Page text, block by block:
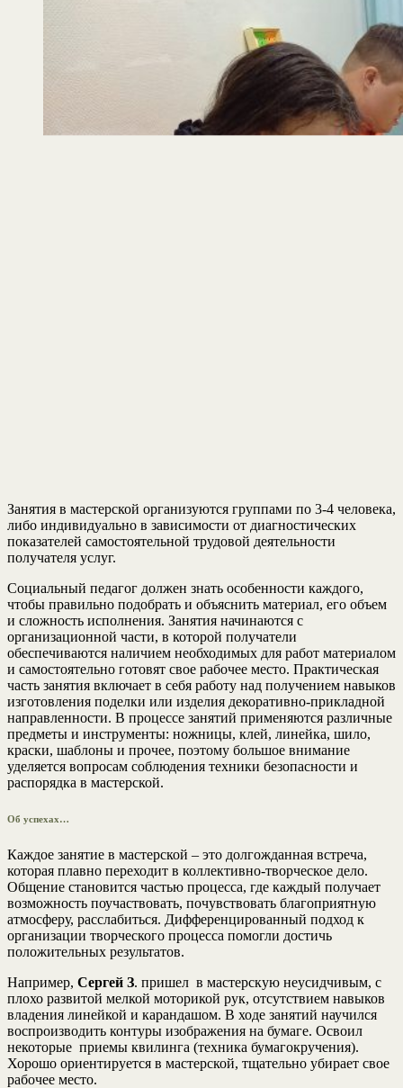
Занятия в мастерской организуются группами по 3-4 человека,
либо индивидуально в зависимости от диагностических
показателей самостоятельной трудовой деятельности
получателя услуг.
Социальный педагог должен знать особенности каждого,
чтобы правильно подобрать и объяснить материал, его объем
и сложность исполнения. Занятия начинаются с
организационной части, в которой получатели
обеспечиваются наличием необходимых для работ материалом
и самостоятельно готовят свое рабочее место. Практическая
часть занятия включает в себя работу над получением навыков
изготовления поделки или изделия декоративно-прикладной
направленности. В процессе занятий применяются различные
предметы и инструменты: ножницы, клей, линейка, шило,
краски, шаблоны и прочее, поэтому большое внимание
уделяется вопросам соблюдения техники безопасности и
распорядка в мастерской.
Об успехах…
Каждое занятие в мастерской – это долгожданная встреча,
которая плавно переходит в коллективно-творческое дело.
Общение становится частью процесса, где каждый получает
возможность поучаствовать, почувствовать благоприятную
атмосферу, расслабиться. Дифференцированный подход к
организации творческого процесса помогли достичь
положительных результатов.
Например, Сергей З. пришел в мастерскую неусидчивым, с
плохо развитой мелкой моторикой рук, отсутствием навыков
владения линейкой и карандашом. В ходе занятий научился
воспроизводить контуры изображения на бумаге. Освоил
некоторые приемы квилинга (техника бумагокручения).
Хорошо ориентируется в мастерской, тщательно убирает свое
рабочее место.